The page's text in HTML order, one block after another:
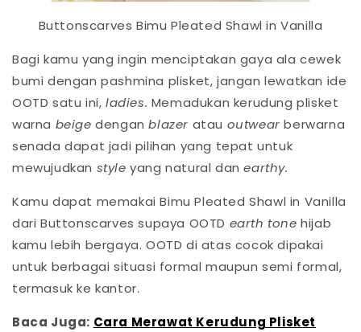
Buttonscarves Bimu Pleated Shawl in Vanilla
Bagi kamu yang ingin menciptakan gaya ala cewek
bumi dengan pashmina plisket, jangan lewatkan ide
OOTD satu ini, ladies. Memadukan kerudung plisket
warna beige denganblazer atau outwearberwarna
senada dapat jadi pilihan yang tepat untuk
mewujudkan styleyang natural danearthy.
Kamu dapat memakai Bimu Pleated Shawl in Vanilla
dari Buttonscarves supaya OOTD earth tonehijab
kamu lebih bergaya. OOTD di atas cocok dipakai
untuk berbagai situasi formal maupun semi formal,
termasuk ke kantor.
Baca Juga: Cara Merawat Kerudung Plisket